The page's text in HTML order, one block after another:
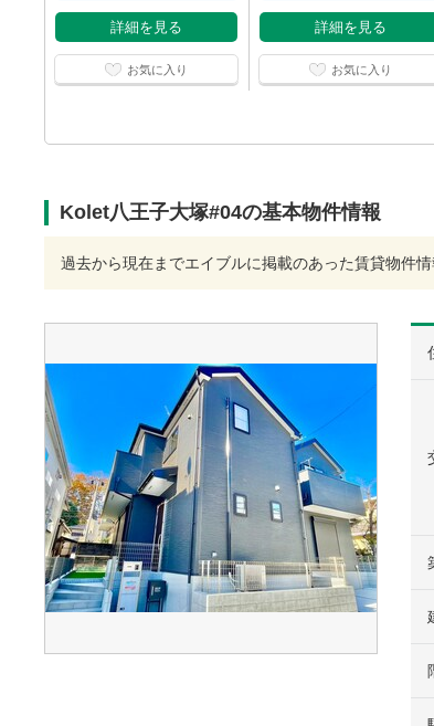
詳細を見る
お気に入り
詳細を見る
お気に入り
Kolet八王子大塚#04の基本物件情報
過去から現在までエイブルに掲載のあった賃貸物件